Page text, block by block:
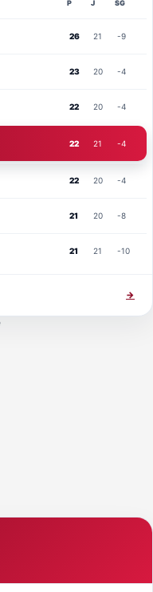
P J SG
26 21 -9
23 20 -4
22 20 -4
22 21 -4
22 20 -4
21 20 -8
21 21 -10
→